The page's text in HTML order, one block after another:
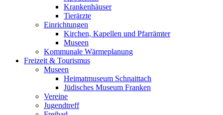
Krankenhäuser
Tierärzte
Einrichtungen
Kirchen, Kapellen und Pfarrämter
Museen
Kommunale Wärmeplanung
Freizeit & Tourismus
Museen
Heimatmuseum Schnaittach
Jüdisches Museum Franken
Vereine
Jugendtreff